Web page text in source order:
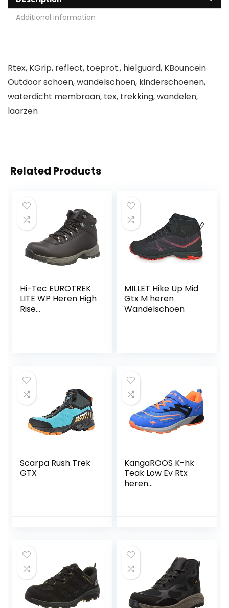
Additional information
Rtex, KGrip, reflect, toeprot., hielguard, KBouncein
Outdoor schoen, wandelschoen, kinderschoenen,
waterdicht membraan, tex, trekking, wandelen,
laarzen
Related Products
Hi-Tec EUROTREK
LITE WP Heren High
Rise
MILLET Hike Up Mid
Gtx M heren
Wandelschoen
Scarpa Rush Trek
GTX
KangaROOS K-hk
Teak Low Ev Rtx
heren